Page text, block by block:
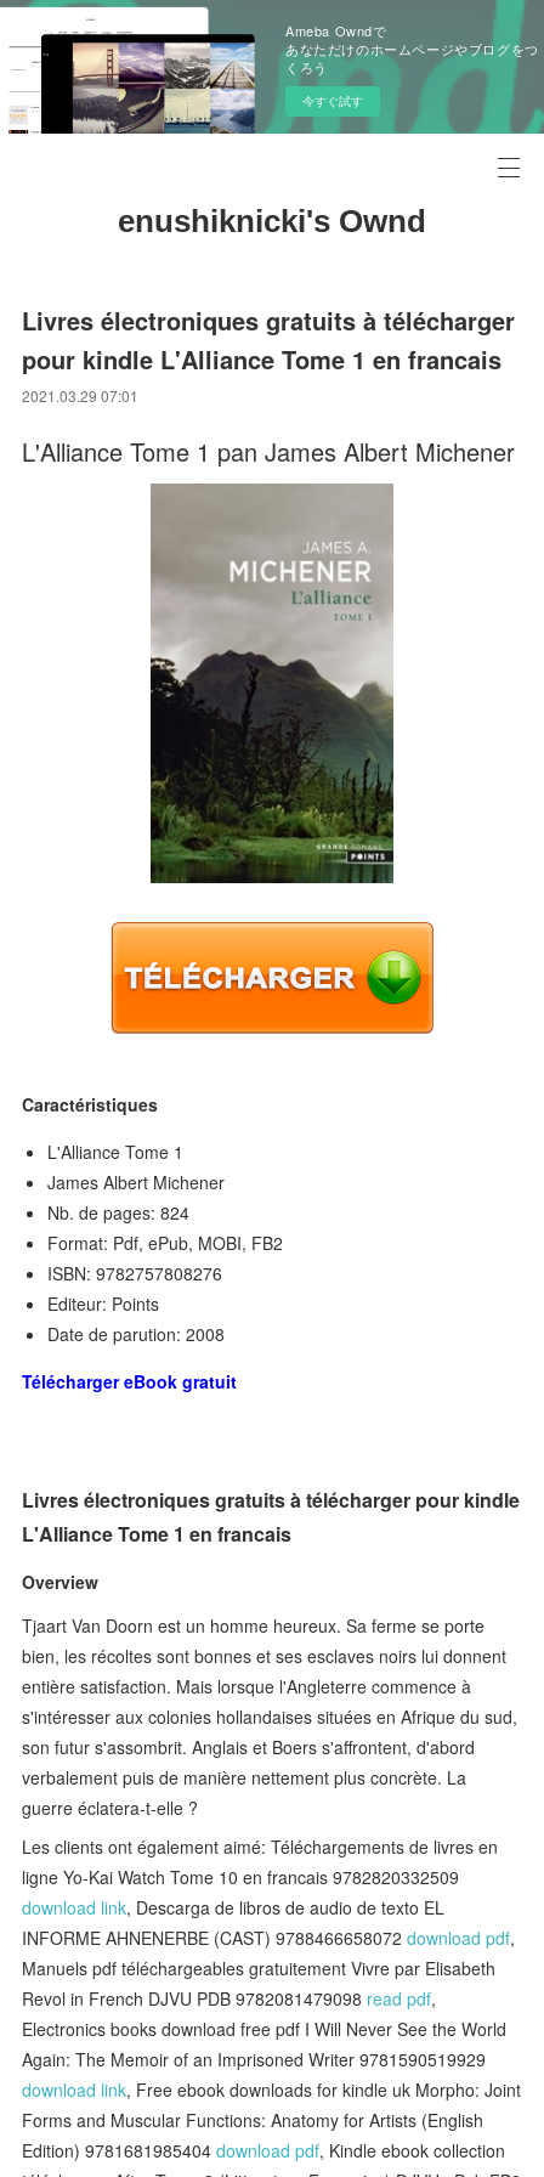
Ameba Owndで
あなただけのホームページやブログをつ
くろう
今すぐ試す
enushiknicki's Ownd
Livres électroniques gratuits à télécharger
pour kindle L'Alliance Tome 1 en francais
2021.03.29 07:01
L'Alliance Tome 1 pan James Albert Michener
Caractéristiques
L'Alliance Tome 1
James Albert Michener
Nb. de pages: 824
Format: Pdf, ePub, MOBI, FB2
ISBN: 9782757808276
Editeur: Points
Date de parution: 2008
Télécharger eBook gratuit
Livres électroniques gratuits à télécharger pour kindle
L'Alliance Tome 1 en francais
Overview
Tjaart Van Doorn est un homme heureux. Sa ferme se porte
bien, les récoltes sont bonnes et ses esclaves noirs lui donnent
entière satisfaction. Mais lorsque l'Angleterre commence à
s'intéresser aux colonies hollandaises situées en Afrique du sud,
son futur s'assombrit. Anglais et Boers s'affrontent, d'abord
verbalement puis de manière nettement plus concrète. La
guerre éclatera-t-elle ?
Les clients ont également aimé: Téléchargements de livres en
ligne Yo-Kai Watch Tome 10 en francais 9782820332509
download link, Descarga de libros de audio de texto EL
INFORME AHNENERBE (CAST) 9788466658072download pdf,
Manuels pdf téléchargeables gratuitement Vivre par Elisabeth
Revol in French DJVU PDB 9782081479098 read pdf,
Electronics books download free pdf I Will Never See the World
Again: The Memoir of an Imprisoned Writer 9781590519929
download link, Free ebook downloads for kindle uk Morpho: Joint
Forms and Muscular Functions: Anatomy for Artists (English
Edition) 9781681985404download pdf, Kindle ebook collection